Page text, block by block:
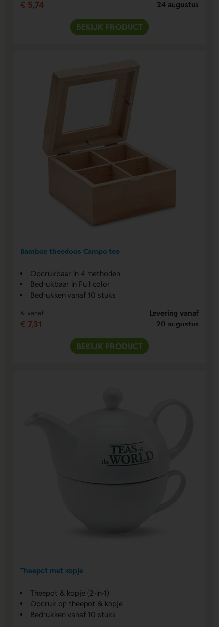
€ 5,74 24 augustus
BEKIJK PRODUCT
Bamboe theedoos Campo tea
Opdrukbaar in 4 methoden
Bedrukbaar in Full color
Bedrukken vanaf 10 stuks
Al vanaf
€ 7,31
Levering vanaf
20 augustus
BEKIJK PRODUCT
Theepot met kopje
Theepot & kopje (2-in-1)
Opdruk op theepot & kopje
Bedrukken vanaf 10 stuks